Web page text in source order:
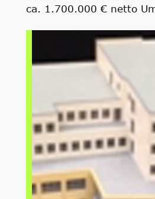
ca. 1.700.000 € netto